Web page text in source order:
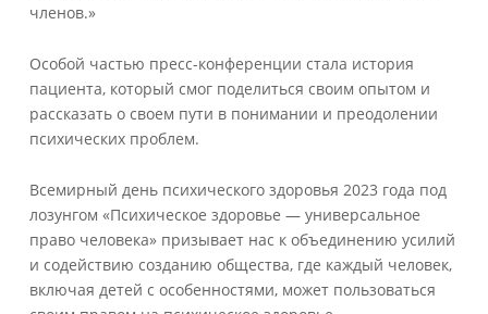
членов.»
Особой частью пресс-конференции стала история
пациента, который смог поделиться своим опытом и
рассказать о своем пути в понимании и преодолении
психических проблем.
Всемирный день психического здоровья 2023 года под
лозунгом «Психическое здоровье — универсальное
право человека» призывает нас к объединению усилий
и содействию созданию общества, где каждый человек,
включая детей с особенностями, может пользоваться